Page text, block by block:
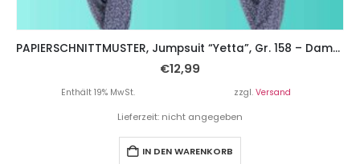
PAPIERSCHNITTMUSTER, Jumpsuit “Yetta”, Gr. 158 – Damengr. 46
€12,99
Enthält 19% MwSt. zzgl. Versand
Lieferzeit: nicht angegeben
IN DEN WARENKORB